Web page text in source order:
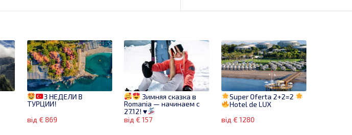
3 НЕДЕЛИ В
ТУРЦИИ!
від € 869
Зимняя сказка в
Romania — начинаем с
27.12!♥
від € 157
Super Oferta 2+2=2
Hotel de LUX
від € 1280